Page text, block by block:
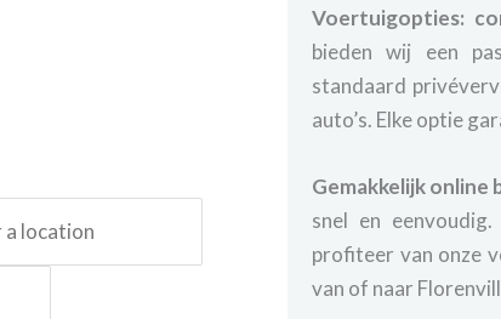
Voertuigopties:
bieden wij een
standaard
auto’s. Elke optie
Gemakkelijk online
snel en
profiteer van onze
van of naar